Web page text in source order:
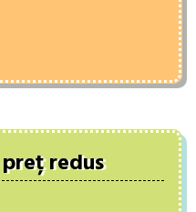
redus